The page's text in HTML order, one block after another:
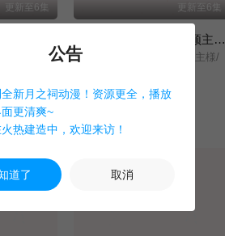
更新至6集 更新至6集
从0位居民开始的边境领主大人
領民0人スタートの辺境領主様/
公告
新月之祠动漫！资源更全，播放
更清爽~
热建造中，欢迎来访！
道了 取消